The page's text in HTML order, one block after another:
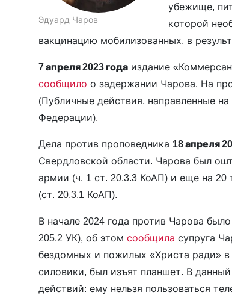
Эдуард Чаров
убежище,
которой
вакцинацию мобилизованных, в
7 апреля 2023 года издание
сообщило о задержании Чарова. На
(Публичные действия, направленные
Федерации).
Дела против проповедника 18 апреля
Свердловской области. Чарова был
армии (ч. 1 ст. 20.3.3 КоАП) и еще на
(ст. 20.3.1 КоАП).
В начале 2024 года против Чарова
205.2 УК), об этом сообщила супруга
бездомных и пожилых «Христа ради»
силовики, был изъят планшет. В
действий: ему нельзя пользоваться